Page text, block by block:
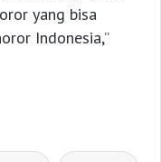
yang bisa
Indonesia,”